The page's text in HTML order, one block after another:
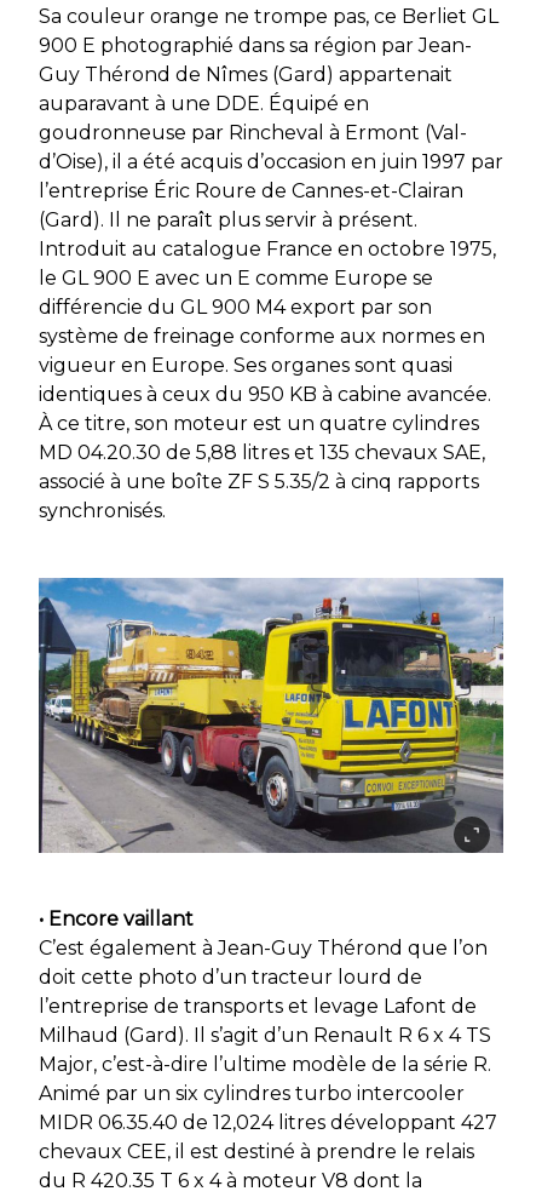
Sa couleur orange ne trompe pas, ce Berliet GL
900 E photographié dans sa région par Jean-
Guy Thérond de Nîmes (Gard) appartenait
auparavant à une DDE. Équipé en
goudronneuse par Rincheval à Ermont (Val-
d’Oise), il a été acquis d’occasion en juin 1997 par
l’entreprise Éric Roure de Cannes-et-Clairan
(Gard). Il ne paraît plus servir à présent.
Introduit au catalogue France en octobre 1975,
le GL 900 E avec un E comme Europe se
différencie du GL 900 M4 export par son
système de freinage conforme aux normes en
vigueur en Europe. Ses organes sont quasi
identiques à ceux du 950 KB à cabine avancée.
À ce titre, son moteur est un quatre cylindres
MD 04.20.30 de 5,88 litres et 135 chevaux SAE,
associé à une boîte ZF S 5.35/2 à cinq rapports
synchronisés.
• Encore vaillant
C’est également à Jean-Guy Thérond que l’on
doit cette photo d’un tracteur lourd de
l’entreprise de transports et levage Lafont de
Milhaud (Gard). Il s’agit d’un Renault R 6 x 4 TS
Major, c’est-à-dire l’ultime modèle de la série R.
Animé par un six cylindres turbo intercooler
MIDR 06.35.40 de 12,024 litres développant 427
chevaux CEE, il est destiné à prendre le relais
du R 420.35 T 6 x 4 à moteur V8 dont la